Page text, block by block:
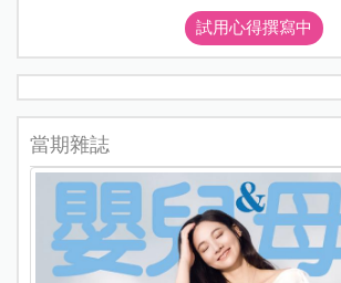
試用心得撰寫中
當期雜誌